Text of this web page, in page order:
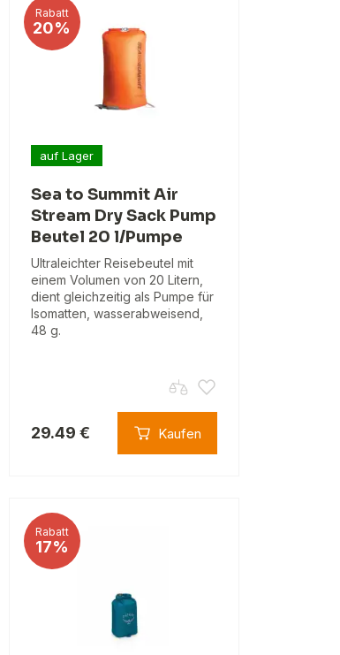
Rabatt
20%
auf Lager
Sea to Summit Air
Stream Dry Sack Pump
Beutel 20 l/Pumpe
Ultraleichter Reisebeutel mit
einem Volumen von 20 Litern,
dient gleichzeitig als Pumpe für
Isomatten, wasserabweisend,
48 g.
29.49 € Kaufen
Rabatt
17%